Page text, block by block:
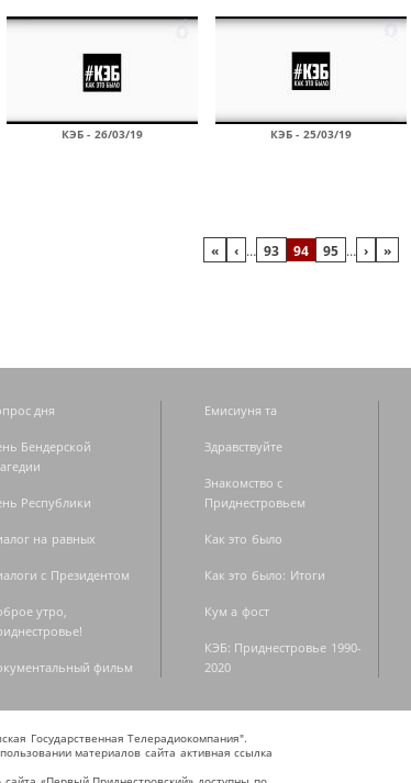
КЭБ - 26/03/19 КЭБ - 25/03/19
« ‹ … 93 94 95 … › »
дня
Бендерской
Республики
на равных
с Президентом
утро,
фильм
Емисиуня та
Здравствуйте
Знакомство с
Приднестровьем
Как это было
Как это было: Итоги
Кум а фост
КЭБ: Приднестровье 1990-
2020
Государственная Телерадиокомпания".
материалов сайта активная ссылка